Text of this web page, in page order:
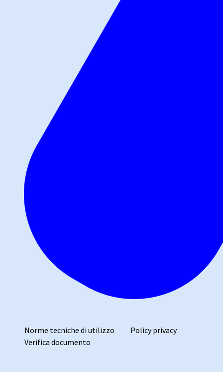
Norme tecniche di utilizzo
Policy privacy
Verifica documento